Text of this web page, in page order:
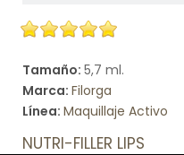
Tamaño: 5,7 ml.
Marca: Filorga
Línea: Maquillaje Activo
NUTRI-FILLER LIPS